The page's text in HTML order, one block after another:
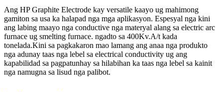
Ang HP Graphite Electrode kay versatile kaayo ug mahimong
gamiton sa usa ka halapad nga mga aplikasyon. Espesyal nga kini
ang labing maayo nga conductive nga materyal alang sa electric arc
furnace ug smelting furnace. ngadto sa 400Kv.A/t kada
tonelada.Kini sa pagkakaron mao lamang ang anaa nga produkto
nga adunay taas nga lebel sa electrical conductivity ug ang
kapabilidad sa pagpatunhay sa hilabihan ka taas nga lebel sa kainit
nga namugna sa lisud nga palibot.